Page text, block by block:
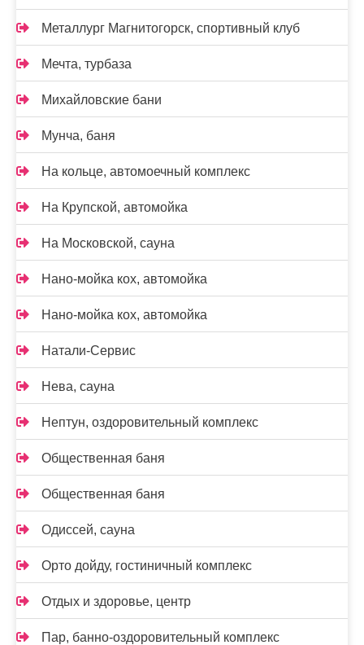
Металлург Магнитогорск, спортивный клуб
Мечта, турбаза
Михайловские бани
Мунча, баня
На кольце, автомоечный комплекс
На Крупской, автомойка
На Московской, сауна
Нано-мойка кох, автомойка
Нано-мойка кох, автомойка
Натали-Сервис
Нева, сауна
Нептун, оздоровительный комплекс
Общественная баня
Общественная баня
Одиссей, сауна
Орто дойду, гостиничный комплекс
Отдых и здоровье, центр
Пар, банно-оздоровительный комплекс